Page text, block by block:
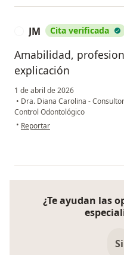
JM Cita verificada
Amabilidad,
explicación
1 de abril de 2026
• Dra. Diana Carolina -
Control Odontológico
• en opinión del usuario JM
Reportar
¿Te ayudan las
Si